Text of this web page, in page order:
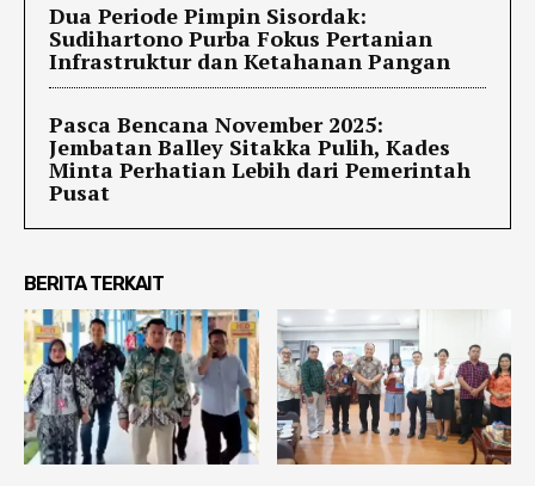
Dua Periode Pimpin Sisordak:
Sudihartono Purba Fokus Pertanian
Infrastruktur dan Ketahanan Pangan
Pasca Bencana November 2025:
Jembatan Balley Sitakka Pulih, Kades
Minta Perhatian Lebih dari Pemerintah
Pusat
BERITA TERKAIT